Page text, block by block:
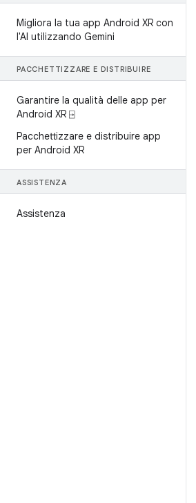
Migliora la tua app Android XR con
l'AI utilizzando Gemini
PACCHETTIZZARE E DISTRIBUIRE
Garantire la qualità delle app per
Android XR ⍈
Pacchettizzare e distribuire app
per Android XR
ASSISTENZA
Assistenza